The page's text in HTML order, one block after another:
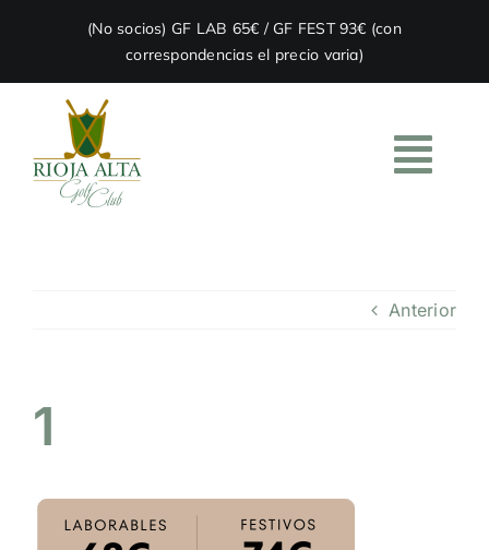
(No socios) GF LAB 65€ / GF FEST 93€ (con
correspondencias el precio varia)
NOTICIAS
Anterior
1